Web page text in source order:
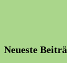
Neueste